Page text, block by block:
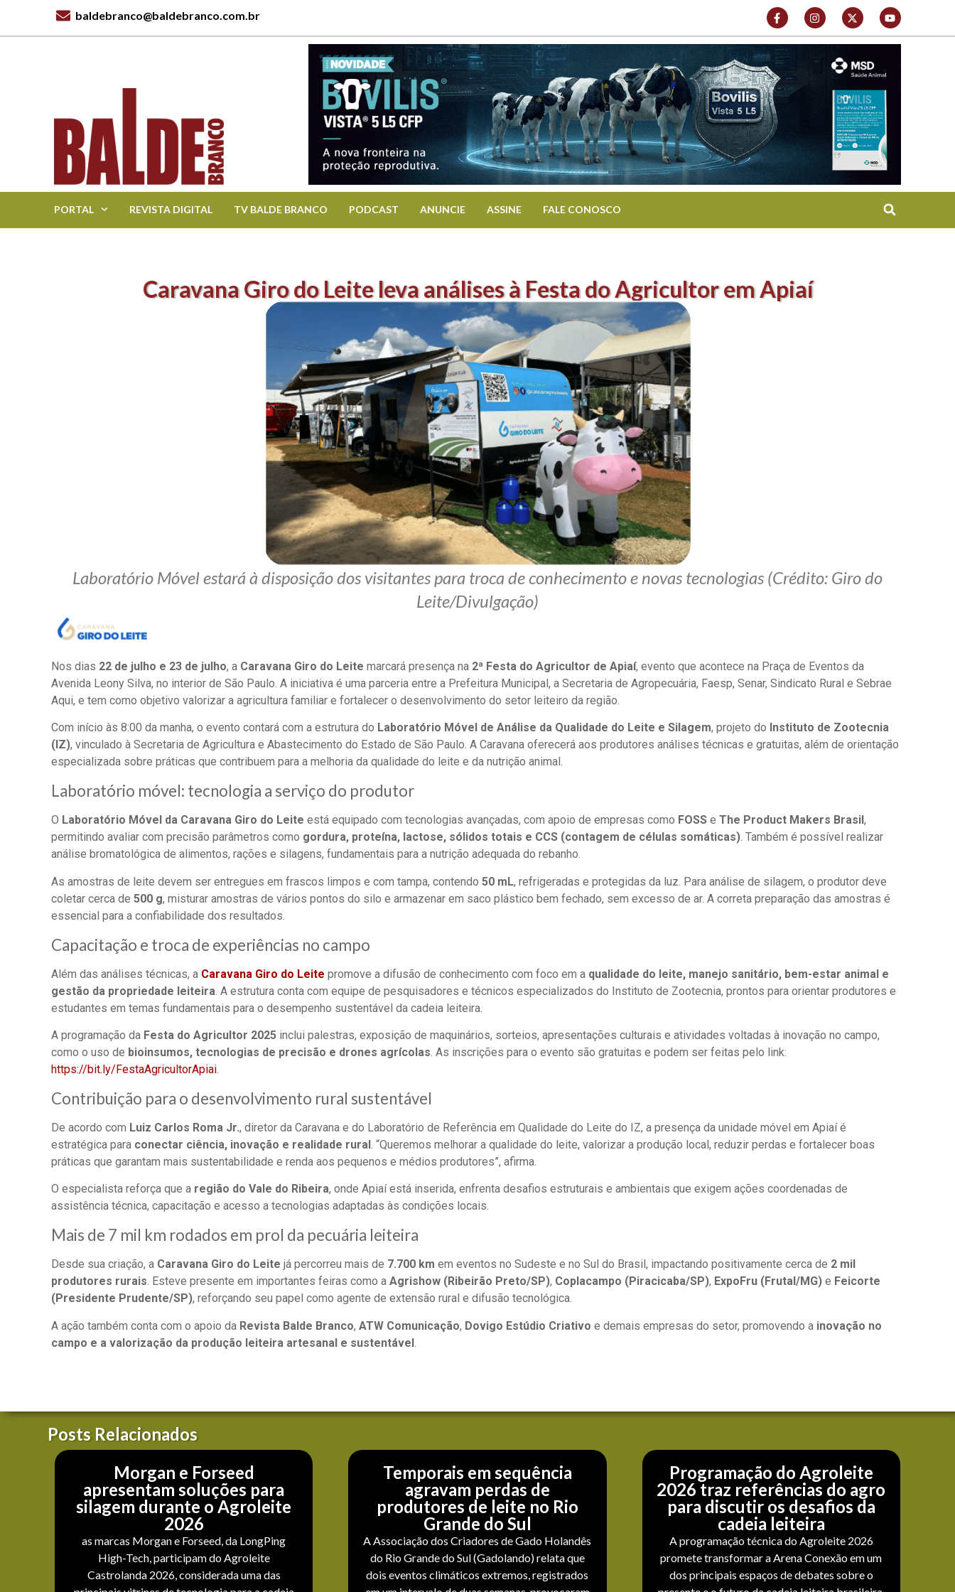
baldebranco@baldebranco.com.br
PORTAL REVISTA DIGITAL TV BALDE BRANCO PODCAST ANUNCIE ASSINE FALE CONOSCO
Caravana Giro do Leite leva análises à Festa do Agricultor em Apiaí
Laboratório Móvel estará à disposição dos visitantes para troca de conhecimento e novas tecnologias (Crédito: Giro do
Leite/Divulgação)
Nos dias 22 de julho e 23 de julho, a Caravana Giro do Leite marcará presença na 2ª Festa do Agricultor de Apiaí, evento que acontece na Praça de Eventos da
Avenida Leony Silva, no interior de São Paulo. A iniciativa é uma parceria entre a Prefeitura Municipal, a Secretaria de Agropecuária, Faesp, Senar, Sindicato Rural e Sebrae
Aqui, e tem como objetivo valorizar a agricultura familiar e fortalecer o desenvolvimento do setor leiteiro da região.
Com início às 8:00 da manha, o evento contará com a estrutura do Laboratório Móvel de Análise da Qualidade do Leite e Silagem, projeto do Instituto de Zootecnia
(IZ), vinculado à Secretaria de Agricultura e Abastecimento do Estado de São Paulo. A Caravana oferecerá aos produtores análises técnicas e gratuitas, além de orientação
especializada sobre práticas que contribuem para a melhoria da qualidade do leite e da nutrição animal.
Laboratório móvel: tecnologia a serviço do produtor
O Laboratório Móvel da Caravana Giro do Leite está equipado com tecnologias avançadas, com apoio de empresas como FOSS e The Product Makers Brasil ,
permitindo avaliar com precisão parâmetros como gordura, proteína, lactose, sólidos totais e CCS (contagem de células somáticas). Também é possível realizar
análise bromatológica de alimentos, rações e silagens, fundamentais para a nutrição adequada do rebanho.
As amostras de leite devem ser entregues em frascos limpos e com tampa, contendo 50 mL, refrigeradas e protegidas da luz. Para análise de silagem, o produtor deve
coletar cerca de 500 g, misturar amostras de vários pontos do silo e armazenar em saco plástico bem fechado, sem excesso de ar. A correta preparação das amostras é
essencial para a confiabilidade dos resultados.
Capacitação e troca de experiências no campo
Além das análises técnicas, a Caravana Giro do Leite promove a difusão de conhecimento com foco em a qualidade do leite, manejo sanitário, bem-estar animal e
gestão da propriedade leiteira . A estrutura conta com equipe de pesquisadores e técnicos especializados do Instituto de Zootecnia, prontos para orientar produtores e
estudantes em temas fundamentais para o desempenho sustentável da cadeia leiteira.
A programação da Festa do Agricultor 2025 inclui palestras, exposição de maquinários, sorteios, apresentações culturais e atividades voltadas à inovação no campo,
como o uso de bioinsumos, tecnologias de precisão e drones agrícolas. As inscrições para o evento são gratuitas e podem ser feitas pelo link:
https://bit.ly/FestaAgricultorApiai.
Contribuição para o desenvolvimento rural sustentável
De acordo com Luiz Carlos Roma Jr., diretor da Caravana e do Laboratório de Referência em Qualidade do Leite do IZ, a presença da unidade móvel em Apiaí é
estratégica para conectar ciência, inovação e realidade rural. “Queremos melhorar a qualidade do leite, valorizar a produção local, reduzir perdas e fortalecer boas
práticas que garantam mais sustentabilidade e renda aos pequenos e médios produtores”, afirma.
O especialista reforça que a região do Vale do Ribeira, onde Apiaí está inserida, enfrenta desafios estruturais e ambientais que exigem ações coordenadas de
assistência técnica, capacitação e acesso a tecnologias adaptadas às condições locais.
Mais de 7 mil km rodados em prol da pecuária leiteira
Desde sua criação, a Caravana Giro do Leite já percorreu mais de 7.700 km em eventos no Sudeste e no Sul do Brasil, impactando positivamente cerca de 2 mil
produtores rurais. Esteve presente em importantes feiras como a Agrishow (Ribeirão Preto/SP), Coplacampo (Piracicaba/SP), ExpoFru (Frutal/MG) e Feicorte
(Presidente Prudente/SP), reforçando seu papel como agente de extensão rural e difusão tecnológica.
A ação também conta com o apoio da Revista Balde Branco, ATW Comunicação, Dovigo Estúdio Criativo e demais empresas do setor, promovendo a inovação no
campo e a valorização da produção leiteira artesanal e sustentável.
Posts Relacionados
Morgan e Forseed
apresentam soluções para
silagem durante o Agroleite
2026
as marcas Morgan e Forseed, da LongPing
High-Tech, participam do Agroleite
Castrolanda 2026, considerada uma das
Temporais em sequência
agravam perdas de
produtores de leite no Rio
Grande do Sul
A Associação dos Criadores de Gado Holandês
do Rio Grande do Sul (Gadolando) relata que
dois eventos climáticos extremos, registrados
Programação do Agroleite
2026 traz referências do agro
para discutir os desafios da
cadeia leiteira
A programação técnica do Agroleite 2026
promete transformar a Arena Conexão em um
dos principais espaços de debates sobre o